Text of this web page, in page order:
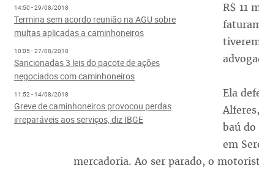
14:50 - 29/08/2018
Termina sem acordo reunião na AGU sobre
multas aplicadas a caminhoneiros
10:05 - 27/08/2018
Sancionadas 3 leis do pacote de ações
negociados com caminhoneiros
11:52 - 14/08/2018
Greve de caminhoneiros provocou perdas
irreparáveis aos serviços, diz IBGE
R$ 11
Ela
baú
em
mercadoria. Ao ser parado, o